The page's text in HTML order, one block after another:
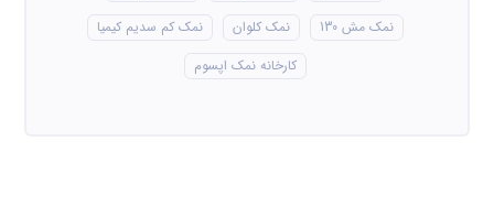
نمک مش 130
نمک کلوان
نمک کم سدیم کیمیا
کارخانه نمک اپسوم